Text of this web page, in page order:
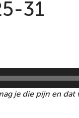
31
je die pijn en